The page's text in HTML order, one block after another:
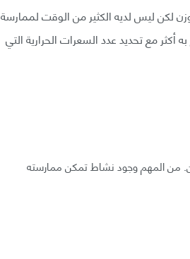
لكن ليس لديه الكثير من الوقت لممارسة
مع تحديد عدد السعرات الحرارية التي
من المهم وجود نشاط تمكن ممارسته